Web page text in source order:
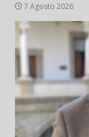
7 Agosto 2026